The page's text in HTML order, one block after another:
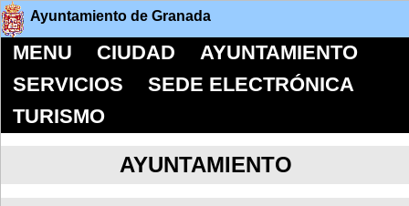
Ayuntamiento de Granada
MENU CIUDAD
AYUNTAMIENTO
SERVICIOS
SEDE ELECTRÓNICA
TURISMO
AYUNTAMIENTO